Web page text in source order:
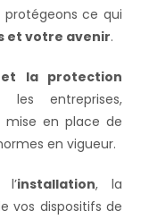
protégeons ce qui
et votre avenir.
la protection
les entreprises,
mise en place de
en vigueur.
l’installation, la
vos dispositifs de